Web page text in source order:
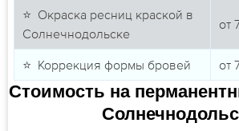
⭐ Окраска ресниц краской в
Солнечнодольске
от
⭐ Коррекция формы бровей от
Стоимость на